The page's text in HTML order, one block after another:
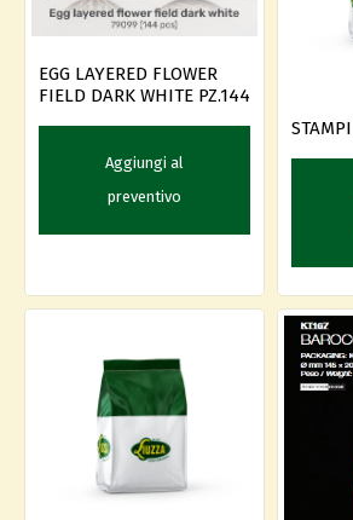
EGG LAYERED FLOWER
FIELD DARK WHITE PZ.144
Aggiungi al
preventivo